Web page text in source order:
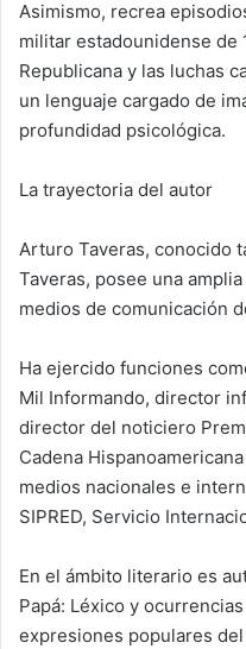
Asimismo, recrea
militar estadounidense de
Republicana y las luchas
un lenguaje cargado de
profundidad psicológica.
La trayectoria del autor
Arturo Taveras, conocido
Taveras, posee una
medios de comunicación
Ha ejercido funciones
Mil Informando, director
director del noticiero
Cadena
medios nacionales e
SIPRED, Servicio
En el ámbito literario es
Papá: Léxico y
expresiones populares